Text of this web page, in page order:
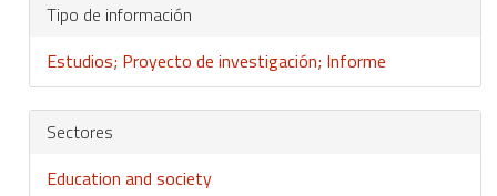
Tipo de información
Estudios; Proyecto de investigación; Informe
Sectores
Education and society